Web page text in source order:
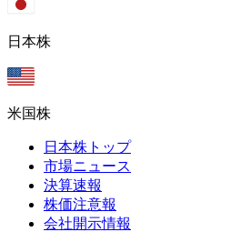
日本株
米国株
日本株トップ
市場ニュース
決算速報
株価注意報
会社開示情報